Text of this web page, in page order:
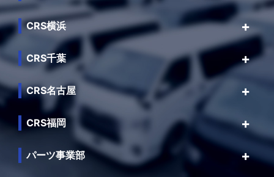
CRS横浜
CRS千葉
CRS名古屋
CRS福岡
パーツ事業部